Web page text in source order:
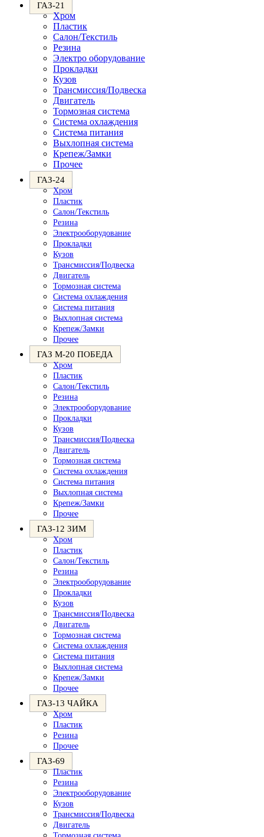
ГАЗ-21
Хром
Пластик
Салон/Текстиль
Резина
Электро оборудование
Прокладки
Кузов
Трансмиссия/Подвеска
Двигатель
Тормозная система
Система охлаждения
Система питания
Выхлопная система
Крепеж/Замки
Прочее
ГАЗ-24
Хром
Пластик
Салон/Текстиль
Резина
Электрооборудование
Прокладки
Кузов
Трансмиссия/Подвеска
Двигатель
Тормозная система
Система охлаждения
Система питания
Выхлопная система
Крепеж/Замки
Прочее
ГАЗ М-20 ПОБЕДА
Хром
Пластик
Салон/Текстиль
Резина
Электрооборудование
Прокладки
Кузов
Трансмиссия/Подвеска
Двигатель
Тормозная система
Система охлаждения
Система питания
Выхлопная система
Крепеж/Замки
Прочее
ГАЗ-12 ЗИМ
Хром
Пластик
Салон/Текстиль
Резина
Электрооборудование
Прокладки
Кузов
Трансмиссия/Подвеска
Двигатель
Тормозная система
Система охлаждения
Система питания
Выхлопная система
Крепеж/Замки
Прочее
ГАЗ-13 ЧАЙКА
Хром
Пластик
Резина
Прочее
ГАЗ-69
Пластик
Резина
Электрооборудование
Кузов
Трансмиссия/Подвеска
Двигатель